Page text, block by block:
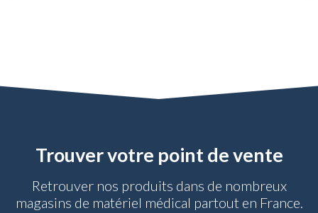
Trouver votre point de vente
Retrouver nos produits dans de nombreux
magasins de matériel médical partout en France.